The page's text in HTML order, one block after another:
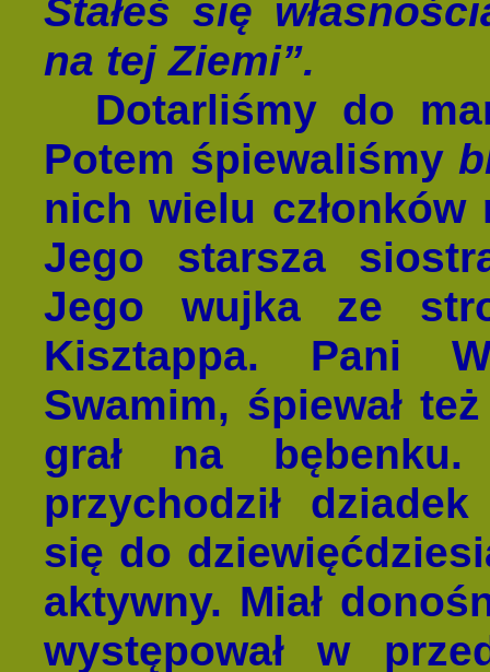
Stałeś się
na tej Ziemi”.
Dotarliśmy do
Potem śpiewaliśmy
nich wielu
Jego starsza
Jego wujka ze
Kisztappa. Pani
Swamim, śpiewał
grał na
przychodził
się do
aktywny. Miał
występował w